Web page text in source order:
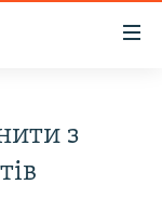
з